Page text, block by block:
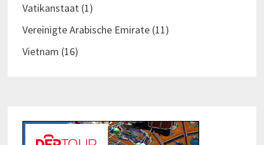
Vatikanstaat (1)
Vereinigte Arabische Emirate(11)
Vietnam (16)